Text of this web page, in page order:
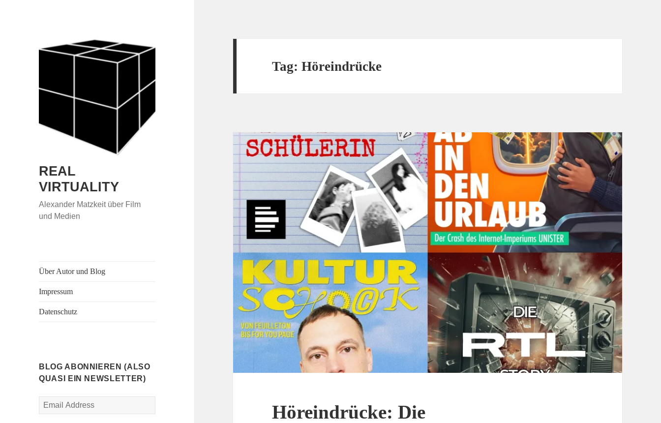
REAL
VIRTUALITY
Alexander Matzkeit über Film
und Medien
Über Autor und Blog
Impressum
Datenschutz
BLOG ABONNIEREN (ALSO
QUASI EIN NEWSLETTER)
Email
Address
Tag:Höreindrücke
Höreindrücke: Die